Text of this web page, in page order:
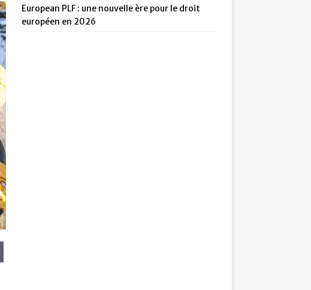
European PLF : une nouvelle ère pour le droit
européen en 2026